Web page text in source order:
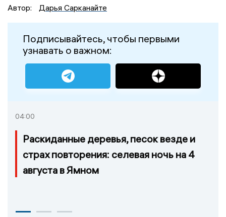
Автор:
Дарья Сарканайте
Подписывайтесь, чтобы первыми
узнавать о важном:
04:00
Раскиданные деревья, песок везде и
страх повторения: селевая ночь на 4
августа в Ямном